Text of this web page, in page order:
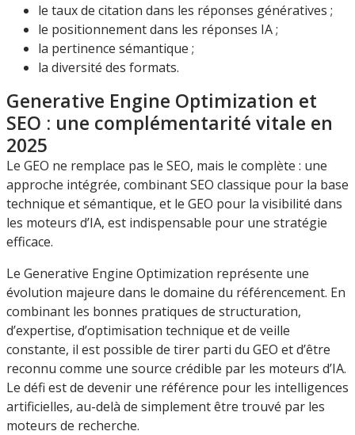
le taux de citation dans les réponses génératives ;
le positionnement dans les réponses IA ;
la pertinence sémantique ;
la diversité des formats.
Generative Engine Optimization et
SEO : une complémentarité vitale en
2025
Le GEO ne remplace pas le SEO, mais le complète : une
approche intégrée, combinant SEO classique pour la base
technique et sémantique, et le GEO pour la visibilité dans
les moteurs d’IA, est indispensable pour une stratégie
efficace.
Le Generative Engine Optimization représente une
évolution majeure dans le domaine du référencement. En
combinant les bonnes pratiques de structuration,
d’expertise, d’optimisation technique et de veille
constante, il est possible de tirer parti du GEO et d’être
reconnu comme une source crédible par les moteurs d’IA.
Le défi est de devenir une référence pour les intelligences
artificielles, au-delà de simplement être trouvé par les
moteurs de recherche.